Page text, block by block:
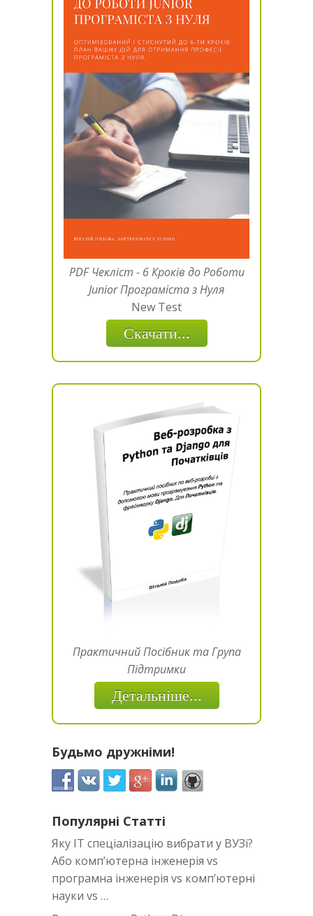
PDF Чекліст - 6 Кроків до Роботи
Junior Програміста з Нуля
New Test
Скачати...
Практичний Посібник та Група
Підтримки
Детальніше...
Будьмо дружніми!
Популярні Статті
Яку IT спеціалізацію вибрати у ВУЗі?
Або комп’ютерна інженерія vs
програмна інженерія vs комп’ютерні
науки vs …